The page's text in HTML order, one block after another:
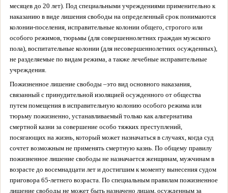
месяцев до 20 лет). Под специальными учреждениями применительно к
наказанию в виде лишения свободы на определенный срок понимаются
колонии-поселения, исправительные колонии общего, строгого или
особого режимов, тюрьмы (для совершеннолетних граждан мужского
пола), воспитательные колонии (для несовершеннолетних осужденных),
не разделяемые по видам режима, а также лечебные исправительные
учреждения.
Пожизненное лишение свободы –это вид основного наказания,
связанный с принудительной изоляцией осужденного от общества
путем помещения в исправительную колонию особого режима или
тюрьму пожизненно, устанавливаемый только как альтернатива
смертной казни за совершение особо тяжких преступлений,
посягающих на жизнь, который может назначаться в случаях, когда суд
сочтет возможным не применять смертную казнь. По общему правилу
пожизненное лишение свободы не назначается женщинам, мужчинам в
возрасте до восемнадцати лет и достигшим к моменту вынесения судом
приговора 65-летнего возраста. По специальным правилам пожизненное
лишение свободы не может быть назначено лицам, осужденным за